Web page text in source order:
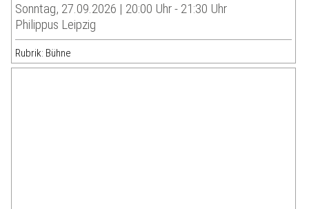
Sonntag, 27.09.2026 | 20:00 Uhr - 21:30 Uhr
Philippus Leipzig
Rubrik: Bühne